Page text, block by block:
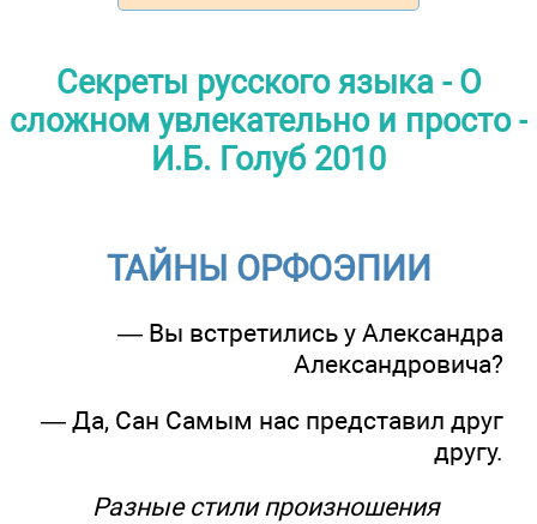
Секреты русского языка - О
сложном увлекательно и просто -
И.Б. Голуб 2010
ТАЙНЫ ОРФОЭПИИ
— Вы встретились у Александра
Александровича?
— Да, Сан Самым нас представил друг
другу.
Разные стили произношения